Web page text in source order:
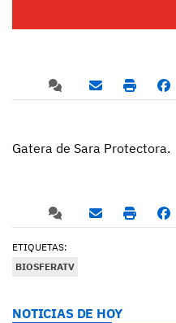
Gatera de Sara Protectora.
ETIQUETAS:
BIOSFERATV
NOTICIAS DE HOY